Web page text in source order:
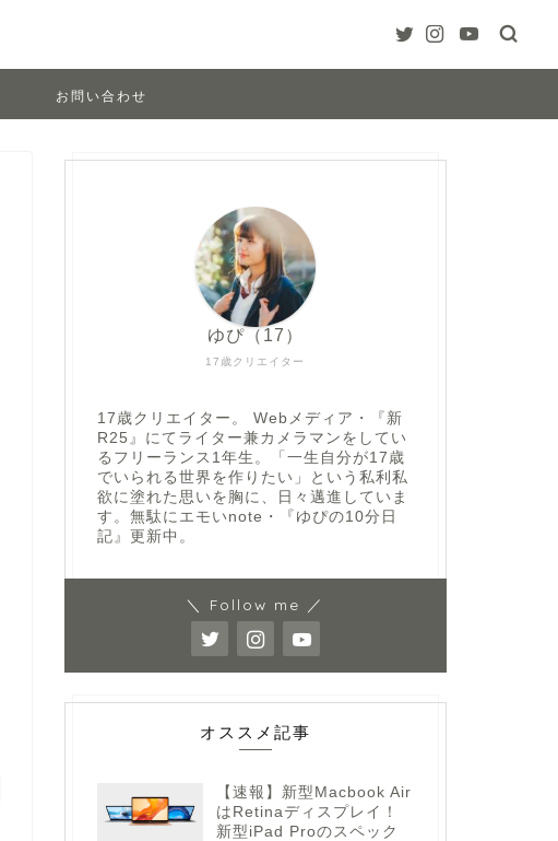
お問い合わせ
17歳クリエイター
ゆぴ（17）
17歳クリエイター。 Webメディア・『新
R25』にてライター兼カメラマンをしてい
るフリーランス1年生。「一生自分が17歳
でいられる世界を作りたい」という私利私
欲に塗れた思いを胸に、日々邁進していま
す。無駄にエモいnote・『ゆぴの10分日
記』更新中。
＼ Follow me ／
オススメ記事
【速報】新型Macbook Air
はRetinaディスプレイ！
新型iPad Proのスペック